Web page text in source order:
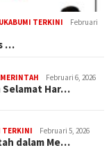
TERKINI
Februari
…
Februari 6, 2026
Selamat Har…
TERKINI Februari 5, 2026
dalam Me…